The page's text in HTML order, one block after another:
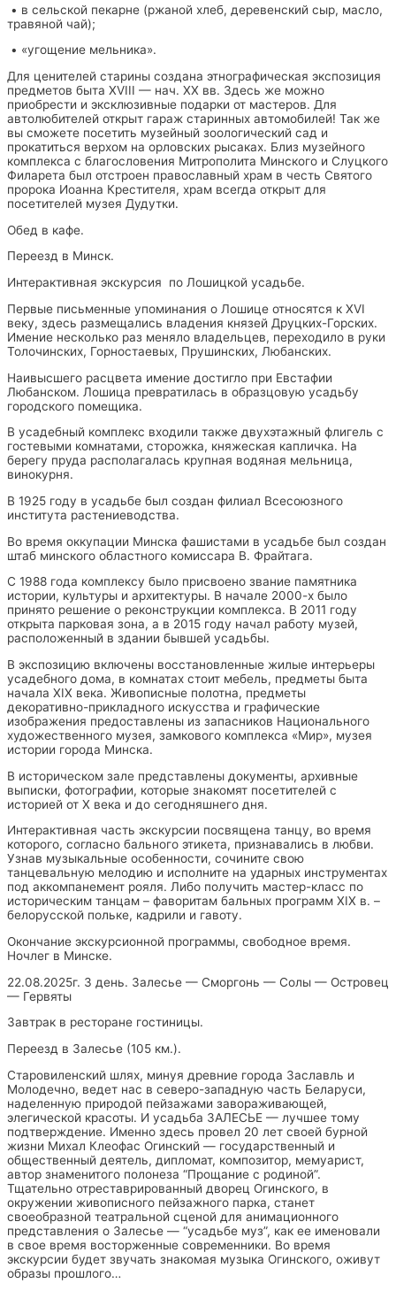
• в сельской пекарне (ржаной хлеб, деревенский сыр, масло,
травяной чай);
• «угощение мельника».
Для ценителей старины создана этнографическая экспозиция
предметов быта XVIII — нач. XX вв. Здесь же можно
приобрести и эксклюзивные подарки от мастеров. Для
автолюбителей открыт гараж старинных автомобилей! Так же
вы сможете посетить музейный зоологический сад и
прокатиться верхом на орловских рысаках. Близ музейного
комплекса с благословения Митрополита Минского и Слуцкого
Филарета был отстроен православный храм в честь Святого
пророка Иоанна Крестителя, храм всегда открыт для
посетителей музея Дудутки.
Обед в кафе.
Переезд в Минск.
Интерактивная экскурсия по Лошицкой усадьбе.
Первые письменные упоминания о Лошице относятся к XVI
веку, здесь размещались владения князей Друцких-Горских.
Имение несколько раз меняло владельцев, переходило в руки
Толочинских, Горностаевых, Прушинских, Любанских.
Наивысшего расцвета имение достигло при Евстафии
Любанском. Лошица превратилась в образцовую усадьбу
городского помещика.
В усадебный комплекс входили также двухэтажный флигель с
гостевыми комнатами, сторожка, княжеская капличка. На
берегу пруда располагалась крупная водяная мельница,
винокурня.
В 1925 году в усадьбе был создан филиал Всесоюзного
института растениеводства.
Во время оккупации Минска фашистами в усадьбе был создан
штаб минского областного комиссара В. Фрайтага.
С 1988 года комплексу было присвоено звание памятника
истории, культуры и архитектуры. В начале 2000-х было
принято решение о реконструкции комплекса. В 2011 году
открыта парковая зона, а в 2015 году начал работу музей,
расположенный в здании бывшей усадьбы.
В экспозицию включены восстановленные жилые интерьеры
усадебного дома, в комнатах стоит мебель, предметы быта
начала XIX века. Живописные полотна, предметы
декоративно-прикладного искусства и графические
изображения предоставлены из запасников Национального
художественного музея, замкового комплекса «Мир», музея
истории города Минска.
В историческом зале представлены документы, архивные
выписки, фотографии, которые знакомят посетителей с
историей от X века и до сегодняшнего дня.
Интерактивная часть экскурсии посвящена танцу, во время
которого, согласно бального этикета, признавались в любви.
Узнав музыкальные особенности, сочините свою
танцевальную мелодию и исполните на ударных инструментах
под аккомпанемент рояля. Либо получить мастер-класс по
историческим танцам – фаворитам бальных программ XIX в. –
белорусской польке, кадрили и гавоту.
Окончание экскурсионной программы, свободное время.
Ночлег в Минске.
22.08.2025г. 3 день. Залесье — Сморгонь — Солы — Островец
— Гервяты
Завтрак в ресторане гостиницы.
Переезд в Залесье (105 км.).
Старовиленский шлях, минуя древние города Заславль и
Молодечно, ведет нас в северо-западную часть Беларуси,
наделенную природой пейзажами завораживающей,
элегической красоты. И усадьба ЗАЛЕСЬЕ — лучшее тому
подтверждение. Именно здесь провел 20 лет своей бурной
жизни Михал Клеофас Огинский — государственный и
общественный деятель, дипломат, композитор, мемуарист,
автор знаменитого полонеза “Прощание с родиной”.
Тщательно отреставрированный дворец Огинского, в
окружении живописного пейзажного парка, станет
своеобразной театральной сценой для анимационного
представления о Залесье — “усадьбе муз”, как ее именовали
в свое время восторженные современники. Во время
экскурсии будет звучать знакомая музыка Огинского, оживут
образы прошлого…